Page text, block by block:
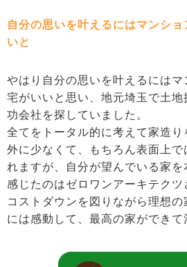
自分の思いを叶えるにはマンシ
いと
やはり自分の思いを叶えるには
宅がいいと思い、地元埼玉で土
功会社を探していました。
全てをトータル的に考えて家造
外に少なくて、もちろん表面上で
れますが、自分が望んでいる家を
感じたのはゼロワンアーキテクツ
コストダウンを図りながら理想
には感動して、最高の家ができて